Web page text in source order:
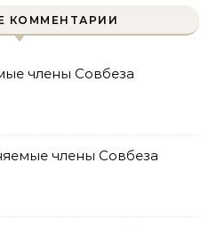
КОММЕНТАРИИ
члены Совбеза
члены Совбеза